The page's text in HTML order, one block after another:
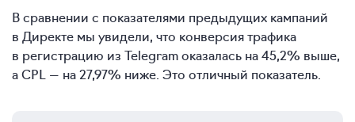
В сравнении с показателями предыдущих кампаний
в Директе мы увидели, что конверсия трафика
в регистрацию из Telegram оказалась на 45,2% выше,
а CPL — на 27,97% ниже. Это отличный показатель.